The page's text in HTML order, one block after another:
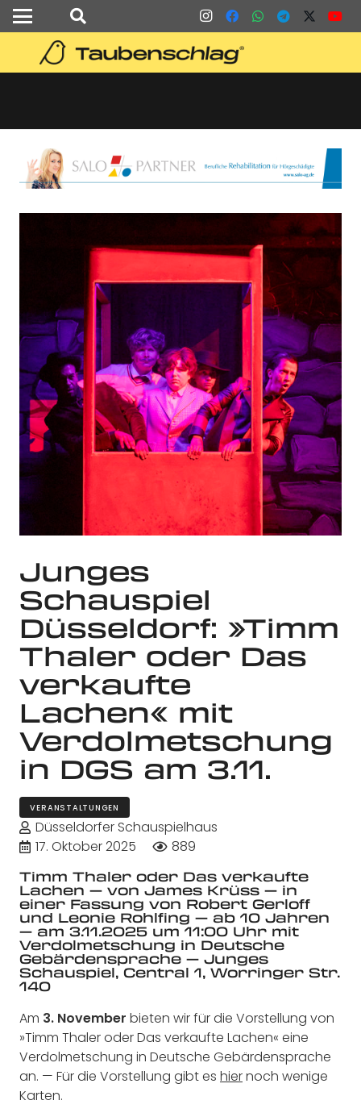
Junges
Schauspiel
Düsseldorf: »Timm
Thaler oder Das
verkaufte
Lachen« mit
Verdolmetschung
in DGS am 3.11.
VERANSTALTUNGEN
Düsseldorfer Schauspielhaus
17. Oktober 2025
889
Timm Thaler oder Das verkaufte
Lachen — von James Krüss — in
einer Fassung von Robert Gerloff
und Leonie Rohlfing — ab 10 Jahren
— am 3.11.2025 um 11:00 Uhr mit
Verdolmetschung in Deutsche
Gebärdensprache — Junges
Schauspiel, Central 1, Worringer Str.
140
Am 3. November bieten wir für die Vorstellung von
»Timm Thaler oder Das verkaufte Lachen« eine
Verdolmetschung in Deutsche Gebärdensprache
an. — Für die Vorstellung gibt es hiernoch wenige
Karten.